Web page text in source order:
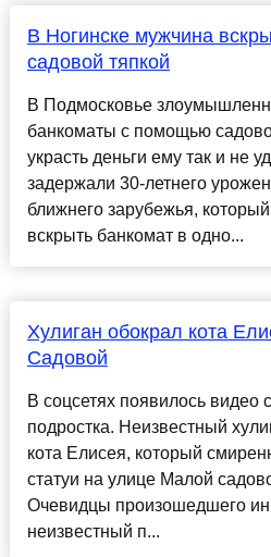
В Ногинске мужчина
садовой тяпкой
В Подмосковье
банкоматы с помощью
украсть деньги ему так и не
задержали 30-летнего
ближнего зарубежья,
вскрыть банкомат в одно...
Хулиган обокрал кота
Садовой
В соцсетях появилось видео
подростка. Неизвестный
кота Елисея, который
статуи на улице Малой
Очевидцы произошедшего
неизвестный п...